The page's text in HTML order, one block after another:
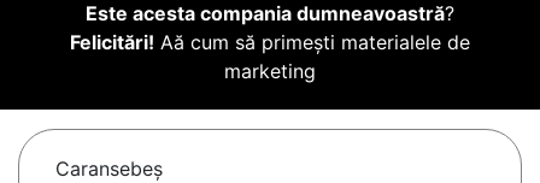
Este acesta compania dumneavoastră?
Felicitări! Aă cum să primești materialele de
marketing
Caransebeş